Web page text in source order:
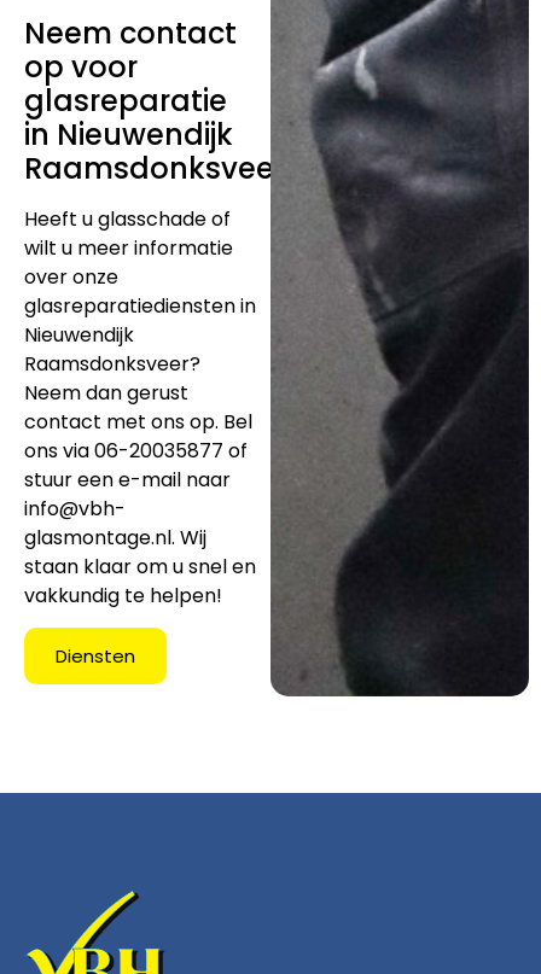
Neem contact
op voor
glasreparatie
in Nieuwendijk
Raamsdonksveer
Heeft u glasschade of
wilt u meer informatie
over onze
glasreparatiediensten in
Nieuwendijk
Raamsdonksveer?
Neem dan gerust
contact met ons op. Bel
ons via 06-20035877 of
stuur een e-mail naar
info@vbh-
glasmontage.nl. Wij
staan klaar om u snel en
vakkundig te helpen!
Diensten